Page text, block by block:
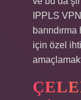
IPPLS
için özel